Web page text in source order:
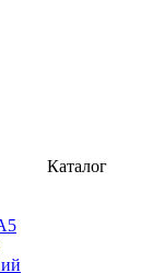
Каталог